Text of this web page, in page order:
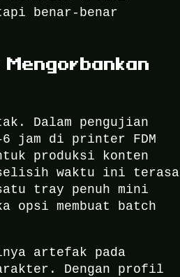
benar-benar
Dalam pengujian
jam di printer FDM
produksi konten
waktu ini terasa
tray penuh mini
opsi membuat batch
artefak pada
Dengan profil